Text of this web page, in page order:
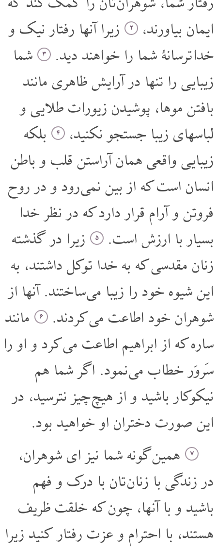
ایمان بیاورند،
۲ زیرا آنها رفتار نیک و
خدا ترسانۀ شما را خواهند دید.
۳ شما
زیبایی را تنها در آرایش ظاهری مانند
بافتن موها، پوشیدن زیورات طلایی و
لباسهای زیبا جستجو نکنید،
۴ بلکه
زیبایی واقعی همان آراستن قلب و باطن
انسان است که از بین نمی رود و در روح
فروتن و آرام قرار دارد که در نظر خدا
بسیار با ارزش است.
۵ زیرا در گذشته
زنان مقدسی که به خدا توکل داشتند، به
این شیوه خود را زیبا می ساختند. آنها از
شوهران خود اطاعت می کردند.
۶ مانند
ساره که از ابراهیم اطاعت می کرد و او را
سَروَر خطاب می نمود. اگر شما هم
نیکوکار باشید و از هیچ چیز نترسید، در
این صورت دختران او خواهید بود.
۷ همین گونه شما نیز ای شوهران،
در زندگی با زنان تان با درک و فهم
باشید و با آنها، چون که خلقت ظریف
هستند، با احترام و عزت رفتار کنید زیرا